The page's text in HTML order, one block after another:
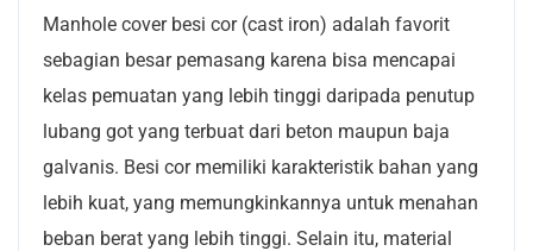
Manhole cover besi cor (cast iron) adalah favorit
sebagian besar pemasang karena bisa mencapai
kelas pemuatan yang lebih tinggi daripada penutup
lubang got yang terbuat dari beton maupun baja
galvanis. Besi cor memiliki karakteristik bahan yang
lebih kuat, yang memungkinkannya untuk menahan
beban berat yang lebih tinggi. Selain itu, material